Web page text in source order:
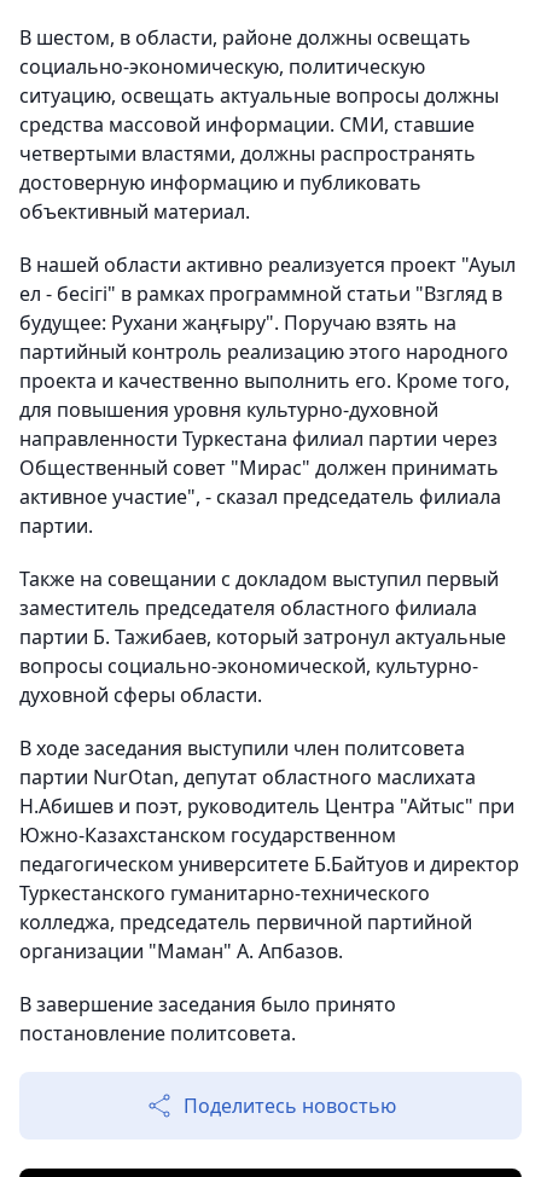
В шестом, в области, районе должны освещать
социально-экономическую, политическую
ситуацию, освещать актуальные вопросы должны
средства массовой информации. СМИ, ставшие
четвертыми властями, должны распространять
достоверную информацию и публиковать
объективный материал.
В нашей области активно реализуется проект "Ауыл
ел - бесігі" в рамках программной статьи "Взгляд в
будущее: Рухани жаңғыру". Поручаю взять на
партийный контроль реализацию этого народного
проекта и качественно выполнить его. Кроме того,
для повышения уровня культурно-духовной
направленности Туркестана филиал партии через
Общественный совет "Мирас" должен принимать
активное участие", - сказал председатель филиала
партии.
Также на совещании с докладом выступил первый
заместитель председателя областного филиала
партии Б. Тажибаев, который затронул актуальные
вопросы социально-экономической, культурно-
духовной сферы области.
В ходе заседания выступили член политсовета
партии NurOtan, депутат областного маслихата
Н.Абишев и поэт, руководитель Центра "Айтыс" при
Южно-Казахстанском государственном
педагогическом университете Б.Байтуов и директор
Туркестанского гуманитарно-технического
колледжа, председатель первичной партийной
организации "Маман" А. Апбазов.
В завершение заседания было принято
постановление политсовета.
Поделитесь новостью